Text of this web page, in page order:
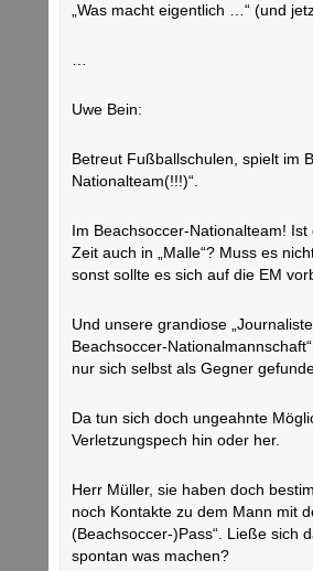
„Was macht eigentlich …“ (und
Uwe Bein:
Betreut Fußballschulen, spielt im
Nationalteam(!!!)“.
Im Beachsoccer-Nationalteam! Ist
Zeit auch in „Malle“? Muss es
sonst sollte es sich auf die EM
Und unsere grandiose
Beachsoccer-
nur sich selbst als Gegner
Da tun sich doch ungeahnte
Verletzungspech hin oder her.
Herr Müller, sie haben doch
noch Kontakte zu dem Mann mit
(Beachsoccer-)Pass“. Ließe sich
spontan was machen?